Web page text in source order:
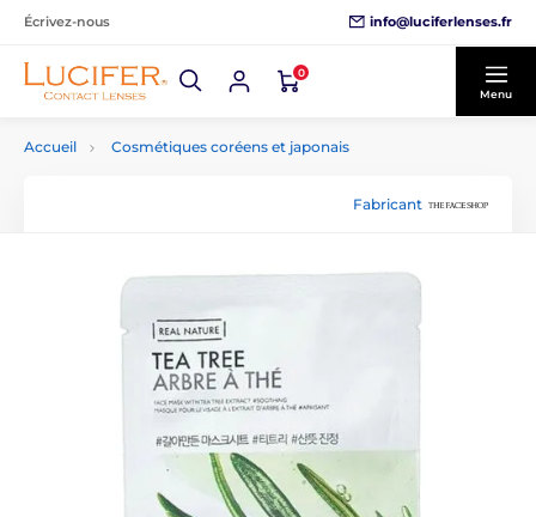
Écrivez-nous info@luciferlenses.fr
0
Menu
Accueil Cosmétiques coréens et japonais
Fabricant